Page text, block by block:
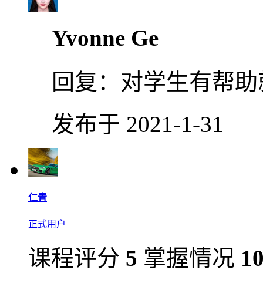
Yvonne Ge
回复： 对学生有帮
发布于 2021-1-31
仁青
正式用户
课程评分 5 掌握情况